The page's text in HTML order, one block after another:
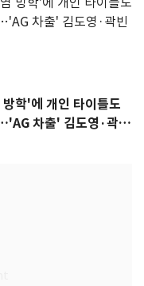
학'에 개인 타이틀도
차출' 김도영·곽빈